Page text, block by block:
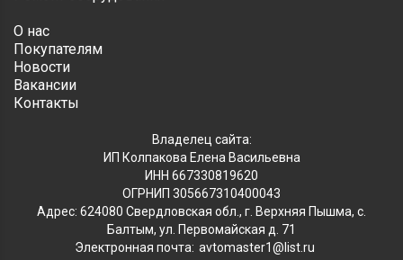
О нас
Покупателям
Новости
Вакансии
Контакты
Владелец сайта:
ИП Колпакова Елена Васильевна
ИНН 667330819620
ОГРНИП 305667310400043
Адрес: 624080 Свердловская обл., г. Верхняя Пышма, с.
Балтым, ул. Первомайская д. 71
Электронная почта: avtomaster1@list.ru